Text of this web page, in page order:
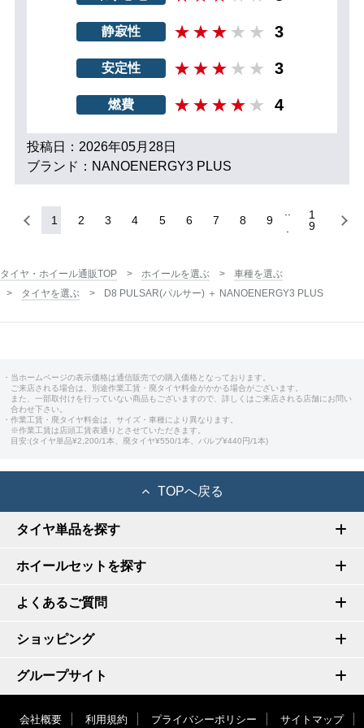
静寂性 3
安定性 3
燃費 4
投稿日：2026年05月28日
ブランド：NANOENERGY3 PLUS
1 2 3 4 5 6 7 8 9
1
9
タイヤ・ホイール通販TOP ホイールを選ぶ
車種を選ぶ
タイヤを選ぶ
D8 PULSAR(パルサー) ＋ NANOENERGY3 PLUS
・当ホームページの表示価格は通信販売での購入価格となっております。
ご来店される場合は、別途作業工賃・廃タイヤ料金がかかる場合がございます。
また、一部取付けを行っていない商品もございますので、詳しくはご来店される店舗にお問い
合わせ下さい。
・作業工賃・廃タイヤ料金は、サイズ・車種により異なります。
※作業工賃は店頭工賃表通りとさせていただきます。
目安:(タイヤ単品¥2,200/1本、廃タイヤ¥550/1本、バルブ¥440円/1本)
TOPへ戻る
タイヤ単品を探す
ホイールセットを探す
よくあるご質問
ショッピング
グループサイト
会社概要 利用規約 プライバシーポリシー サイトマップ